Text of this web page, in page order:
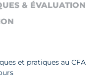
& ÉVALUATION
et pratiques au CFA